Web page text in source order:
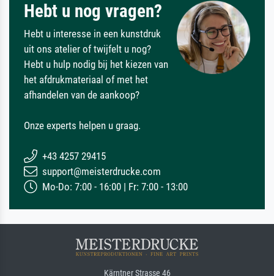
Hebt u nog vragen?
Hebt u interesse in een kunstdruk
uit ons atelier of twijfelt u nog?
Hebt u hulp nodig bij het kiezen van
het afdrukmateriaal of met het
afhandelen van de aankoop?
Onze experts helpen u graag.
+43 4257 29415
support@meisterdrucke.com
Mo-Do: 7:00 - 16:00 | Fr: 7:00 - 13:00
Kärntner Strasse 46